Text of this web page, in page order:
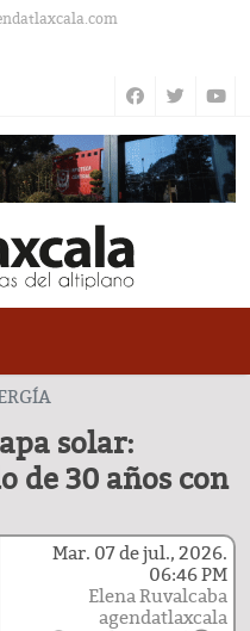
solar:
de 30 años con
Mar. 07 de jul., 2026.
06:46 PM
Elena Ruvalcaba
agendatlaxcala